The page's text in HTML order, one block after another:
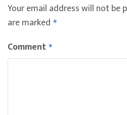
Your email address will not be
are marked *
Comment *